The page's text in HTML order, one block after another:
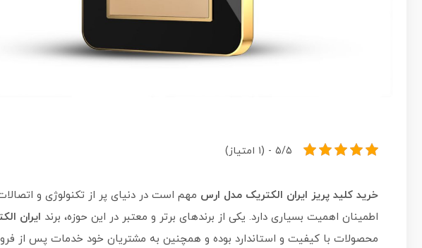
۵/۵ - (۱ امتیاز)
خرید کلید پریز ایران الکتریک مدل ارس مهم است در دنیای پر از تکنولوژی و
اطمینان اهمیت بسیاری دارد. یکی از برندهای برتر و معتبر در این حوزه، برند ایران
محصولات با کیفیت و استاندارد بوده و همچنین به مشتریان خود خدمات پس از